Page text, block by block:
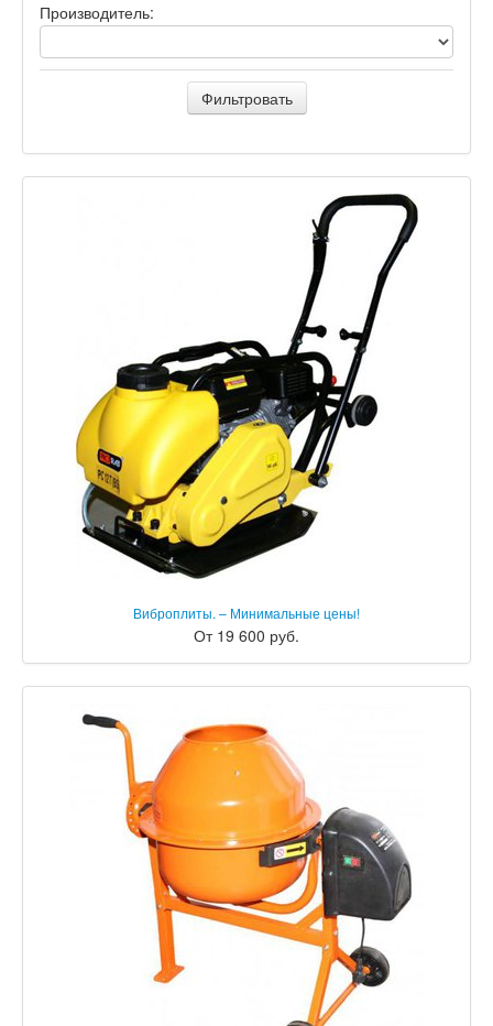
Производитель:
Фильтровать
Виброплиты. – Минимальные цены!
От 19 600 руб.